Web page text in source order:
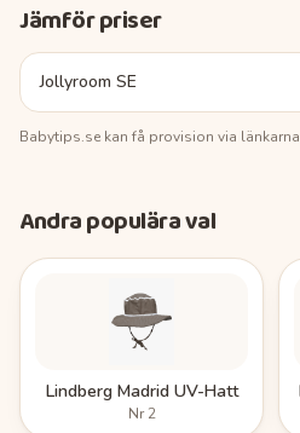
Jämför priser
Jollyroom SE
Babytips.se kan få provision via
Andra populära val
Lindberg Madrid UV-Hatt
Nr2